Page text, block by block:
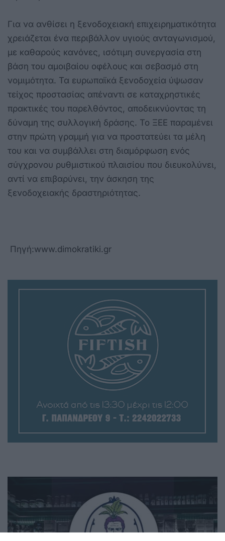
Για να ανθίσει η ξενοδοχειακή επιχειρηματικότητα
χρειάζεται ένα περιβάλλον υγιούς ανταγωνισμού,
με καθαρούς κανόνες, ισότιμη συνεργασία στη
βάση του αμοιβαίου οφέλους και σεβασμό στη
νομιμότητα. Τα ευρωπαϊκά ξενοδοχεία ύψωσαν
τείχος προστασίας απέναντι σε καταχρηστικές
πρακτικές του παρελθόντος, αποδεικνύοντας τη
δύναμη της συλλογική δράσης. Το ΞΕΕ παραμένει
στην πρώτη γραμμή για να προστατεύει τα μέλη
του και να συμβάλλει στη διαμόρφωση ενός
σύγχρονου ρυθμιστικού πλαισίου που διευκολύνει,
αντί να επιβαρύνει, την άσκηση της
ξενοδοχειακής δραστηριότητας.
Πηγή:www.dimokratiki.gr